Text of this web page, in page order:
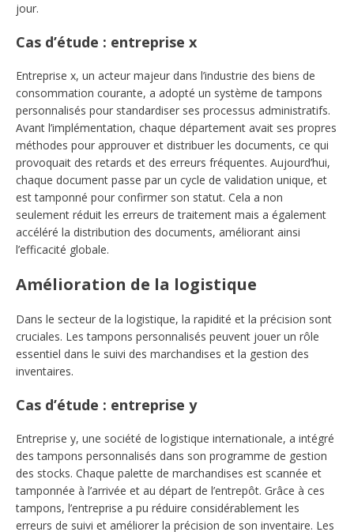
jour.
Cas d’étude : entreprise x
Entreprise x, un acteur majeur dans l’industrie des biens de
consommation courante, a adopté un système de tampons
personnalisés pour standardiser ses processus administratifs.
Avant l’implémentation, chaque département avait ses propres
méthodes pour approuver et distribuer les documents, ce qui
provoquait des retards et des erreurs fréquentes. Aujourd’hui,
chaque document passe par un cycle de validation unique, et
est tamponné pour confirmer son statut. Cela a non
seulement réduit les erreurs de traitement mais a également
accéléré la distribution des documents, améliorant ainsi
l’efficacité globale.
Amélioration de la logistique
Dans le secteur de la logistique, la rapidité et la précision sont
cruciales. Les tampons personnalisés peuvent jouer un rôle
essentiel dans le suivi des marchandises et la gestion des
inventaires.
Cas d’étude : entreprise y
Entreprise y, une société de logistique internationale, a intégré
des tampons personnalisés dans son programme de gestion
des stocks. Chaque palette de marchandises est scannée et
tamponnée à l’arrivée et au départ de l’entrepôt. Grâce à ces
tampons, l’entreprise a pu réduire considérablement les
erreurs de suivi et améliorer la précision de son inventaire. Les